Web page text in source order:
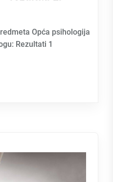
Opća psihologija
Rezultati 1